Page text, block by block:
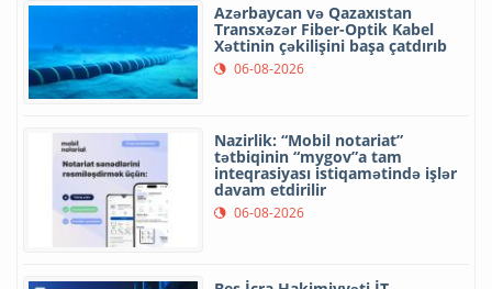
Azərbaycan və Qazaxıstan
Transxəzər Fiber-Optik Kabel
Xəttinin çəkilişini başa çatdırıb
06-08-2026
Nazirlik: “Mobil notariat”
tətbiqinin “mygov”a tam
inteqrasiyası istiqamətində işlər
davam etdirilir
06-08-2026